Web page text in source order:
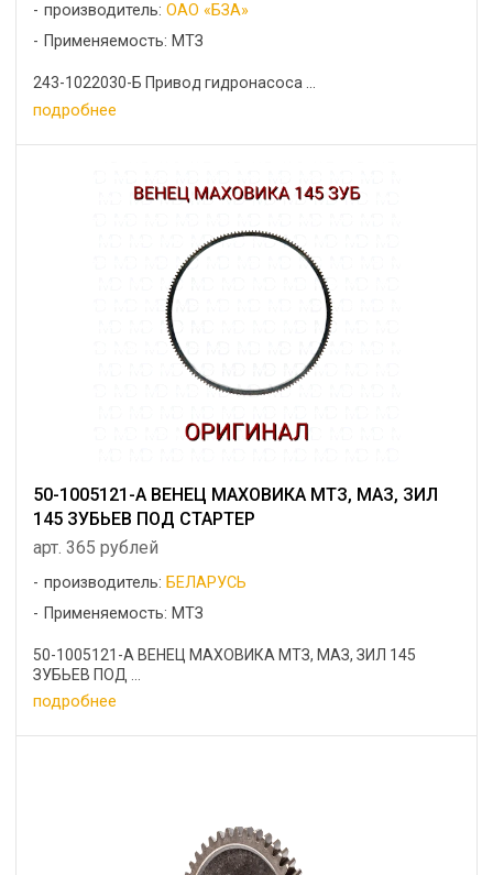
производитель:ОАО «БЗА»
Применяемость: МТЗ
243-1022030-Б Привод гидронасоса ...
подробнее
50-1005121-А ВЕНЕЦ МАХОВИКА МТЗ, МАЗ, ЗИЛ
145 ЗУБЬЕВ ПОД СТАРТЕР
арт. 365 рублей
производитель: БЕЛАРУСЬ
Применяемость: МТЗ
50-1005121-А ВЕНЕЦ МАХОВИКА МТЗ, МАЗ, ЗИЛ 145
ЗУБЬЕВ ПОД ...
подробнее